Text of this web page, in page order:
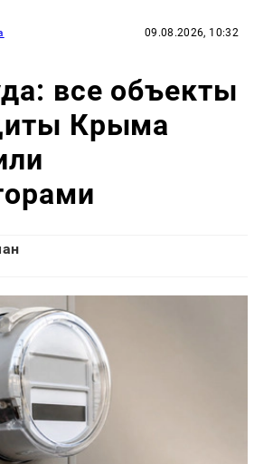
09.08.2026, 10:32
все объекты
Крыма